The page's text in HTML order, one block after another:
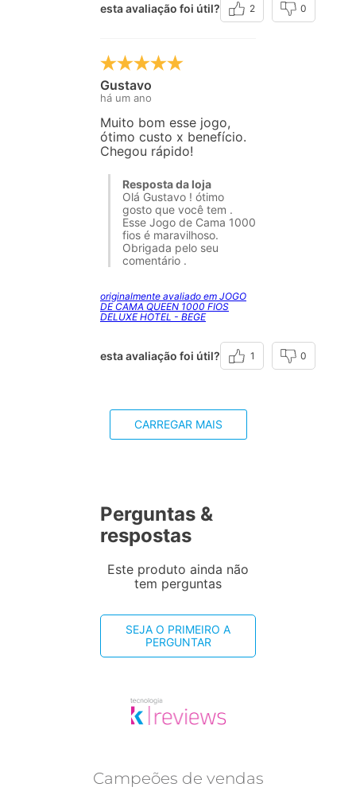
esta avaliação foi útil? 2 0
Gustavo
há um ano
Muito bom esse jogo,
ótimo custo x benefício.
Chegou rápido!
Resposta da loja
Olá Gustavo ! ótimo
gosto que você tem .
Esse Jogo de Cama 1000
fios é maravilhoso.
Obrigada pelo seu
comentário .
originalmente avaliado em JOGO
DE CAMA QUEEN 1000 FIOS
DELUXE HOTEL - BEGE
esta avaliação foi útil? 1 0
CARREGAR MAIS
Perguntas &
respostas
Este produto ainda não
tem perguntas
SEJA O PRIMEIRO A
PERGUNTAR
Campeões de vendas